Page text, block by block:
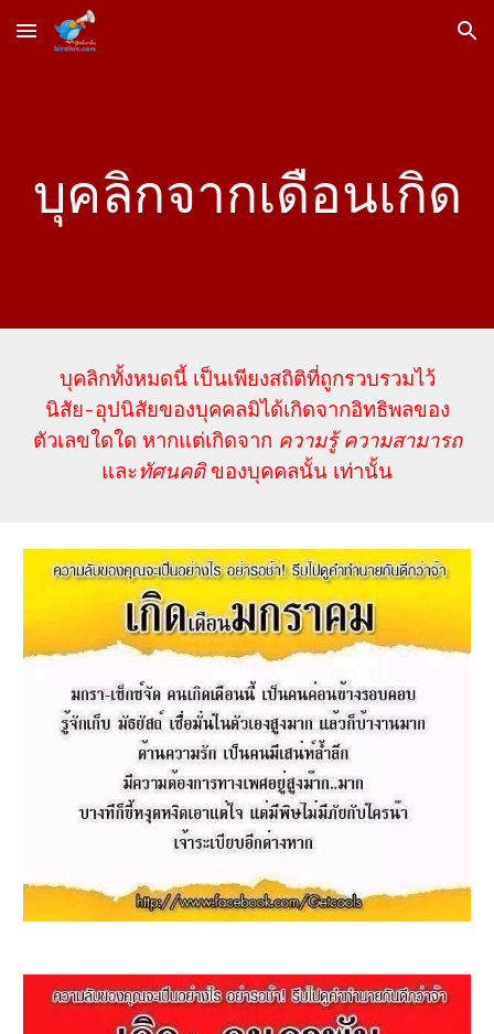
Skip to main content Skip to navigation
บุคลิกจากเดือนเกิด
บุคลิกทั้งหมดนี้ เป็นเพียงสถิติที่ถูกรวบรวมไว้
นิสัย-อุปนิสัยของบุคคลมิได้เกิดจากอิทธิพลของ
ตัวเลขใดใด หากแต่เกิดจาก ความรู้ ความสามารถ
และทัศนคติของบุคคลนั้น เท่านั้น